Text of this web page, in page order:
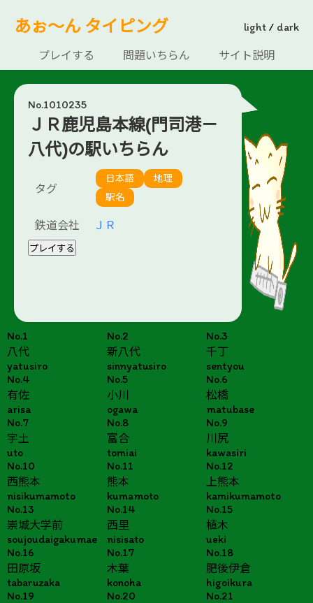
あぉ～ん タイピング light / dark
プレイする 問題いちらん サイト説明
No.1010235
ＪＲ鹿児島本線(門司港－
八代)の駅いちらん
タグ
日本語
地理
駅名
鉄道会社 ＪＲ
プレイする
No.1
八代
yatusiro
No.2
新八代
sinnyatusiro
No.3
千丁
sentyou
No.4
有佐
arisa
No.5
小川
ogawa
No.6
松橋
matubase
No.7
宇土
uto
No.8
富合
tomiai
No.9
川尻
kawasiri
No.10
西熊本
nisikumamoto
No.11
熊本
kumamoto
No.12
上熊本
kamikumamoto
No.13
崇城大学前
soujoudaigakumae
No.14
西里
nisisato
No.15
植木
ueki
No.16
田原坂
tabaruzaka
No.17
木葉
konoha
No.18
肥後伊倉
higoikura
No.19
No.20
No.21